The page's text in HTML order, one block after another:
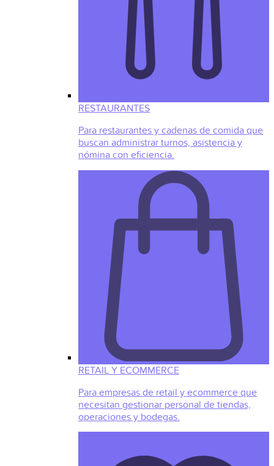
RESTAURANTES
Para restaurantes y cadenas de comida que
buscan administrar turnos, asistencia y
nómina con eficiencia.
RETAIL Y ECOMMERCE
Para empresas de retail y ecommerce que
necesitan gestionar personal de tiendas,
operaciones y bodegas.